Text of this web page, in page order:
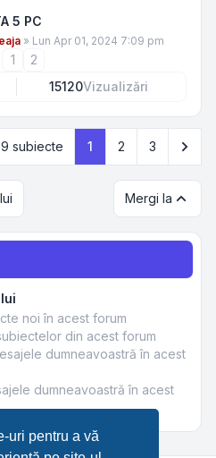
uri pentru a vă
5 PC
» Lun Apr 01, 2024 7:09 pm
1
2
15120Vizualizări
afișare
subiecte 1 2 3
Mergi la
noi în acest forum
din acest forum
dumneavoastră în acest
dumneavoastră în acest